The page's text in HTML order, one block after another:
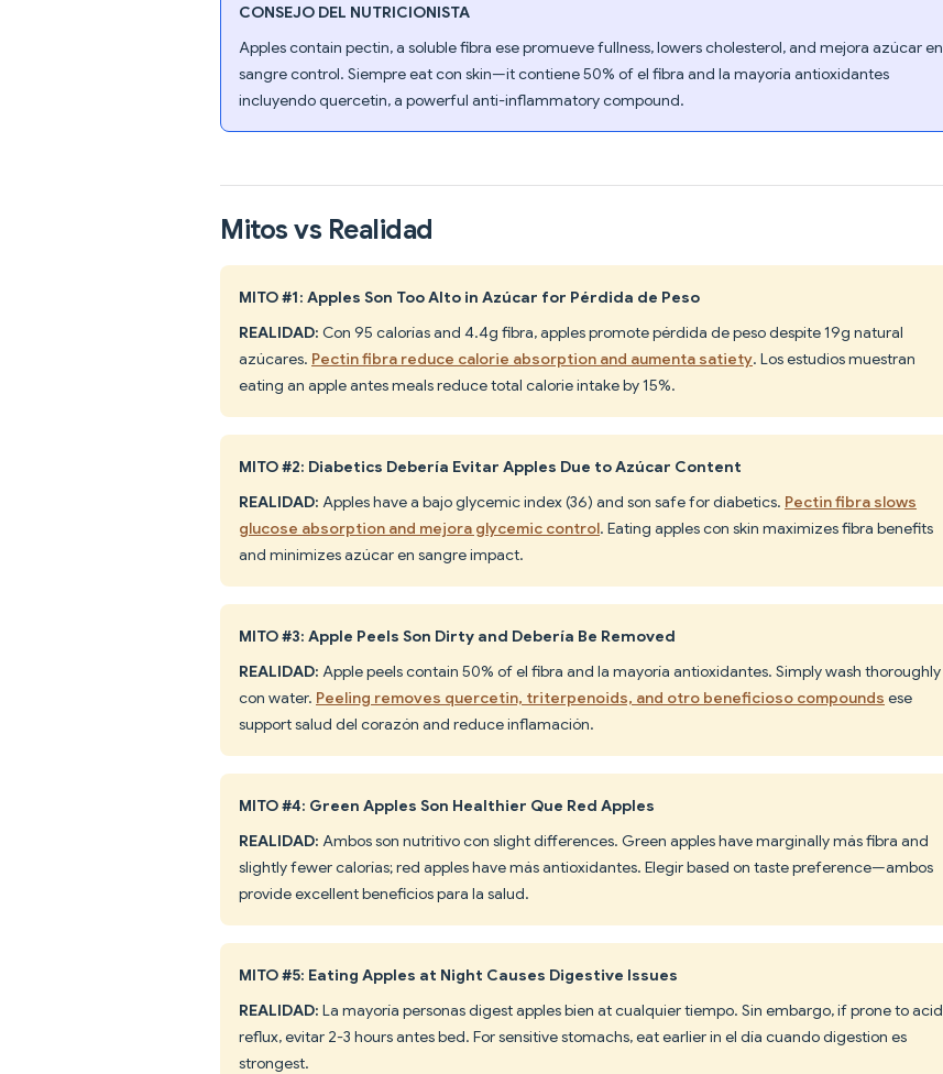
CONSEJO DEL NUTRICIONISTA
Apples contain pectin, a soluble fibra ese promueve fullness, lowers cholesterol, and mejora azúcar en
sangre control. Siempre eat con skin—it contiene 50% of el fibra and la mayoría antioxidantes
incluyendo quercetin, a powerful anti-inflammatory compound.
Mitos vs Realidad
MITO #1: Apples Son Too Alto in Azúcar for Pérdida de Peso
REALIDAD: Con 95 calorías and 4.4g fibra, apples promote pérdida de peso despite 19g natural
azúcares. Pectin fibra reduce calorie absorption and aumenta satiety. Los estudios muestran
eating an apple antes meals reduce total calorie intake by 15%.
MITO #2: Diabetics Debería Evitar Apples Due to Azúcar Content
REALIDAD: Apples have a bajo glycemic index (36) and son safe for diabetics. Pectin fibra slows
glucose absorption and mejora glycemic control. Eating apples con skin maximizes fibra benefits
and minimizes azúcar en sangre impact.
MITO #3: Apple Peels Son Dirty and Debería Be Removed
REALIDAD: Apple peels contain 50% of el fibra and la mayoría antioxidantes. Simply wash thoroughly
con water. Peeling removes quercetin, triterpenoids, and otro beneficioso compounds ese
support salud del corazón and reduce inflamación.
MITO #4: Green Apples Son Healthier Que Red Apples
REALIDAD: Ambos son nutritivo con slight differences. Green apples have marginally más fibra and
slightly fewer calorías; red apples have más antioxidantes. Elegir based on taste preference—ambos
provide excellent beneficios para la salud.
MITO #5: Eating Apples at Night Causes Digestive Issues
REALIDAD: La mayoría personas digest apples bien at cualquier tiempo. Sin embargo, if prone to acid
reflux, evitar 2-3 hours antes bed. For sensitive stomachs, eat earlier in el día cuando digestion es
strongest.